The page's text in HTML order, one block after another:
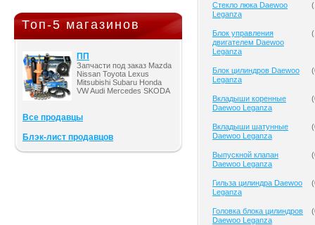
Топ-5 магазинов
ПП
Запчасти под заказ Mazda
Nissan Toyota Lexus
Mitsubishi Subaru Honda
VW Audi Mercedes SKODA
Все продавцы
Блэк-лист продавцов
Cтекло люка Daewoo
Leganza
(
Блок управления
двигателем Daewoo
Leganza
(
Блок цилиндров Daewoo
Leganza
(
Вкладыши коренные
Daewoo Leganza
(
Вкладыши шатунные
Daewoo Leganza
(
Выпускной клапан
Daewoo Leganza
(
Гильза цилиндра Daewoo
Leganza
(
Головка блока цилиндров
Daewoo Leganza
(